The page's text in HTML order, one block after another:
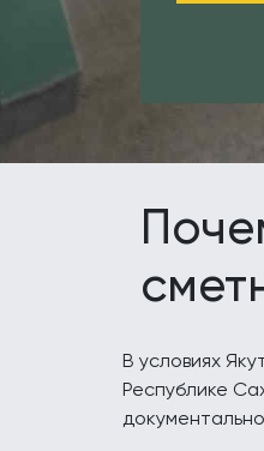
В условиях
Республике